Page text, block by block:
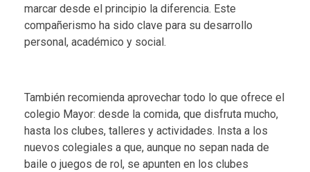
marcar desde el principio la diferencia. Este
compañerismo ha sido clave para su desarrollo
personal, académico y social.
También recomienda aprovechar todo lo que ofrece el
colegio Mayor: desde la comida, que disfruta mucho,
hasta los clubes, talleres y actividades. Insta a los
nuevos colegiales a que, aunque no sepan nada de
baile o juegos de rol , se apunten en los clubes